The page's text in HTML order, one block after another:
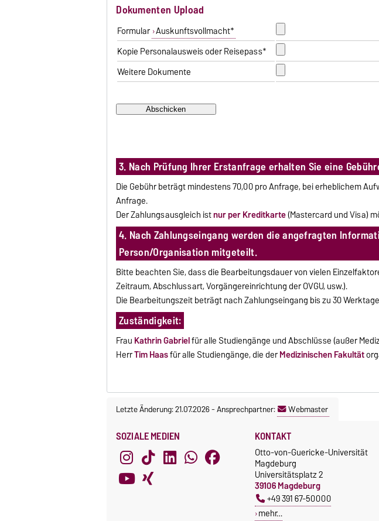
Dokumenten Upload
Formular Auskunftsvollmacht*
Kopie Personalausweis oder Reisepass*
Weitere Dokumente
3. Nach Prüfung Ihrer Erstanfrage erhalten Sie eine
Die Gebühr beträgt mindestens 70,00 pro Anfrage, bei erheblichem
Anfrage.
Der Zahlungsausgleich istnur per Kreditkarte(Mastercard und Visa)
4. Nach Zahlungseingang werden die angefragten
Person/Organisation mitgeteilt.
Bitte beachten Sie, dass die Bearbeitungsdauer von vielen
Zeitraum, Abschlussart, Vorgängereinrichtung der OVGU, usw.).
Die Bearbeitungszeit beträgt nach Zahlungseingang bis zu 30
Zuständigkeit:
Frau Kathrin Gabrielfür alle Studiengänge und Abschlüsse (außer
HerrTim Haasfür alle Studiengänge, die derMedizinischen Fakultät
Letzte Änderung: 21.07.2026-Ansprechpartner: Webmaster
SOZIALE MEDIEN KONTAKT
Otto-von-Guericke-Universität
Magdeburg
Universitätsplatz 2
39106 Magdeburg
+49 391 67-50000
mehr…